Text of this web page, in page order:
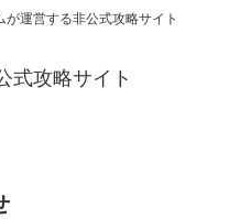
が運営する非公式攻略サイト
式攻略サイト